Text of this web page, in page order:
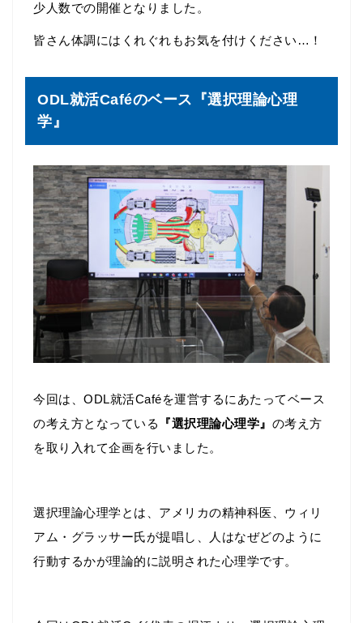
少人数での開催となりました。
皆さん体調にはくれぐれもお気を付けください…！
ODL就活Caféのベース『選択理論心理
学』
今回は、ODL就活Caféを運営するにあたってベース
の考え方となっている
『選択理論心理学』 の考え方
を取り入れて企画を行いました。
選択理論心理学とは、アメリカの精神科医、ウィリ
アム・グラッサー氏が提唱し、人はなぜどのように
行動するかが理論的に説明された心理学です。